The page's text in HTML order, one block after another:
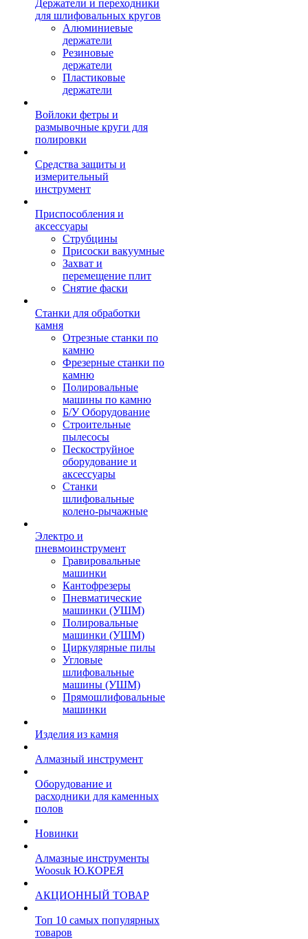
Держатели и переходники
для шлифовальных кругов
Алюминиевые
держатели
Резиновые
держатели
Пластиковые
держатели
Войлоки фетры и
размывочные круги для
полировки
Средства защиты и
измерительный
инструмент
Приспособления и
аксессуары
Струбцины
Присоски вакуумные
Захват и
перемещение плит
Снятие фаски
Станки для обработки
камня
Отрезные станки по
камню
Фрезерные станки по
камню
Полировальные
машины по камню
Б/У Оборудование
Строительные
пылесосы
Пескоструйное
оборудование и
аксессуары
Станки
шлифовальные
колено-рычажные
Электро и
пневмоинструмент
Гравировальные
машинки
Кантофрезеры
Пневматические
машинки (УШМ)
Полировальные
машинки (УШМ)
Циркулярные пилы
Угловые
шлифовальные
машины (УШМ)
Прямошлифовальные
машинки
Изделия из камня
Алмазный инструмент
Оборудование и
расходники для каменных
полов
Новинки
Алмазные инструменты
Woosuk Ю.КОРЕЯ
АКЦИОННЫЙ ТОВАР
Топ 10 самых популярных
товаров